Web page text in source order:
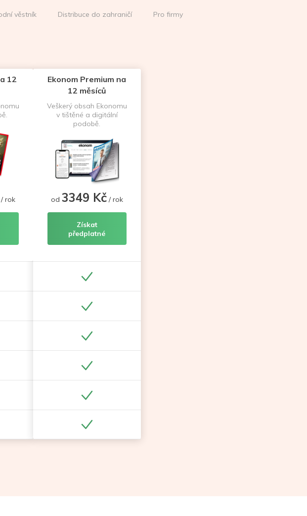
věstník Distribuce do zahraničí Pro firmy
12
rok
Ekonom Premium na
12 měsíců
Veškerý obsah Ekonomu
v tištěné a digitální
podobě.
od 3349 Kč/ rok
Získat
předplatné